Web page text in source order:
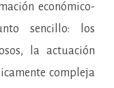
económico-
sencillo: los
la actuación
compleja